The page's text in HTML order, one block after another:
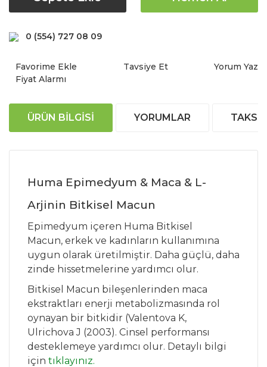
0 (554) 727 08 09
Tavsiye Et
Yorum Yaz
Fiyat Alarmı
ÜRÜN BILGISI YORUMLAR
Huma Epimedyum & Maca & L-
Arjinin Bitkisel Macun
Epimedyum içeren Huma Bitkisel
Macun, erkek ve kadınların kullanımına
uygun olarak üretilmiştir. Daha güçlü, daha
zinde hissetmelerine yardımcı olur.
Bitkisel Macun bileşenlerinden maca
ekstraktları enerji metabolizmasında rol
oynayan bir bitkidir (Valentova K,
Ulrichova J (2003). Cinsel performansı
desteklemeye yardımcı olur. Detaylı bilgi
için tıklayınız.